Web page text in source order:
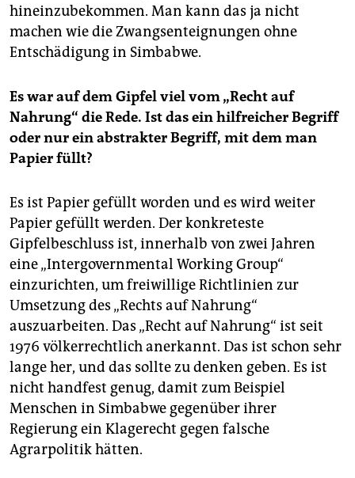
hineinzubekommen. Man kann das ja nicht
machen wie die Zwangsenteignungen ohne
Entschädigung in Simbabwe.
Es war auf dem Gipfel viel vom „Recht auf
Nahrung“ die Rede. Ist das ein hilfreicher Begriff
oder nur ein abstrakter Begriff, mit dem man
Papier füllt?
Es ist Papier gefüllt worden und es wird weiter
Papier gefüllt werden. Der konkreteste
Gipfelbeschluss ist, innerhalb von zwei Jahren
eine „Intergovernmental Working Group“
einzurichten, um freiwillige Richtlinien zur
Umsetzung des „Rechts auf Nahrung“
auszuarbeiten. Das „Recht auf Nahrung“ ist seit
1976 völkerrechtlich anerkannt. Das ist schon sehr
lange her, und das sollte zu denken geben. Es ist
nicht handfest genug, damit zum Beispiel
Menschen in Simbabwe gegenüber ihrer
Regierung ein Klagerecht gegen falsche
Agrarpolitik hätten.